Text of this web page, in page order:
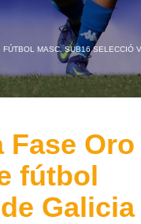
FÚTBOL MASC. SUB16 SELECCIÓ
Oro
fútbol
Galicia